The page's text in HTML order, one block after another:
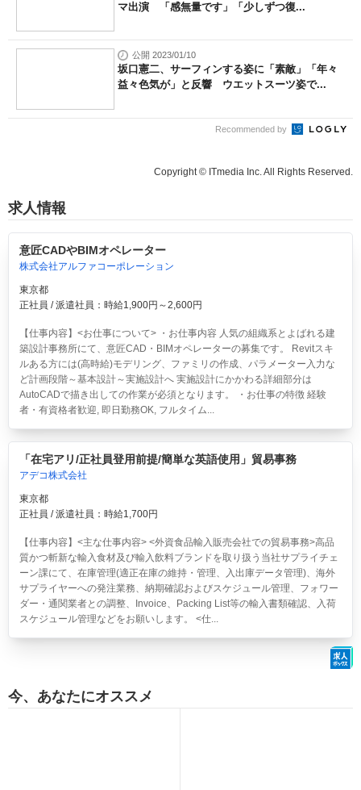
マ出演 「感無量です」「少しずつ復...
公開 2023/01/10
坂口憲二、サーフィンする姿に「素敵」「年々
益々色気が」と反響 ウエットスーツ姿で...
Recommended by
Copyright © ITmedia Inc. All Rights Reserved.
求人情報
意匠CADやBIMオペレーター
株式会社アルファコーポレーション
東京都
正社員 / 派遣社員：時給1,900円～2,600円
【仕事内容】<お仕事について> ・お仕事内容 人気の組織系とよばれる建
築設計事務所にて、意匠CAD・BIMオペレーターの募集です。 Revitスキ
ルある方には(高時給)モデリング、ファミリの作成、パラメーター入力な
ど計画段階～基本設計～実施設計へ 実施設計にかかわる詳細部分は
AutoCADで描き出しての作業が必須となります。 ・お仕事の特徴 経験
者・有資格者歓迎, 即日勤務OK, フルタイム...
「在宅アリ/正社員登用前提/簡単な英語使用」貿易事務
アデコ株式会社
東京都
正社員 / 派遣社員：時給1,700円
【仕事内容】<主な仕事内容> <外資食品輸入販売会社での貿易事務>高品
質かつ斬新な輸入食材及び輸入飲料ブランドを取り扱う当社サプライチェ
ーン課にて、在庫管理(適正在庫の維持・管理、入出庫データ管理)、海外
サプライヤーへの発注業務、納期確認およびスケジュール管理、フォワー
ダー・通関業者との調整、Invoice、Packing List等の輸入書類確認、入荷
スケジュール管理などをお願いします。 <仕...
今、あなたにオススメ